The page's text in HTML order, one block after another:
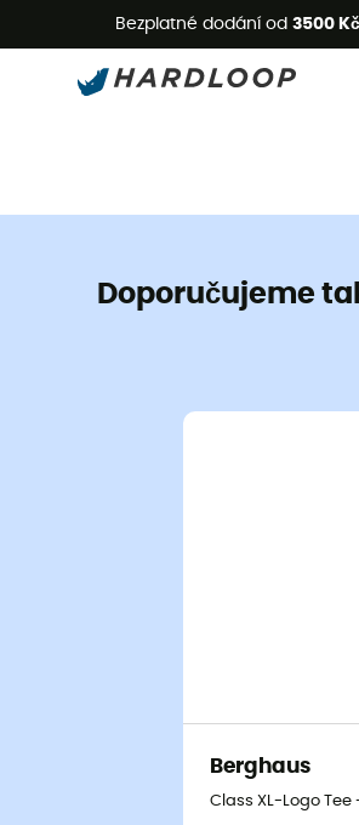
Bezplatné dodání od 3500 Kč
Doporučujeme
Berghaus
Class XL-Logo Tee